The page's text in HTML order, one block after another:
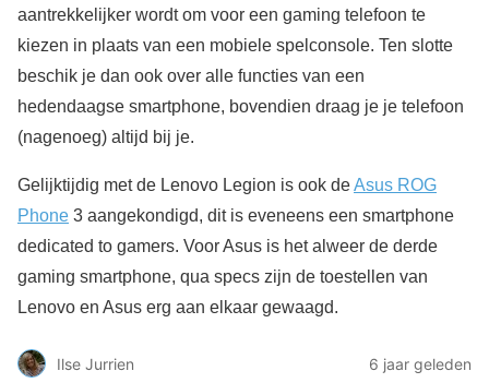
aantrekkelijker wordt om voor een gaming telefoon te
kiezen in plaats van een mobiele spelconsole. Ten slotte
beschik je dan ook over alle functies van een
hedendaagse smartphone, bovendien draag je je telefoon
(nagenoeg) altijd bij je.
Gelijktijdig met de Lenovo Legion is ook deAsus ROG
Phone 3 aangekondigd, dit is eveneens een smartphone
dedicated to gamers. Voor Asus is het alweer de derde
gaming smartphone, qua specs zijn de toestellen van
Lenovo en Asus erg aan elkaar gewaagd.
Ilse Jurrien
6 jaar geleden